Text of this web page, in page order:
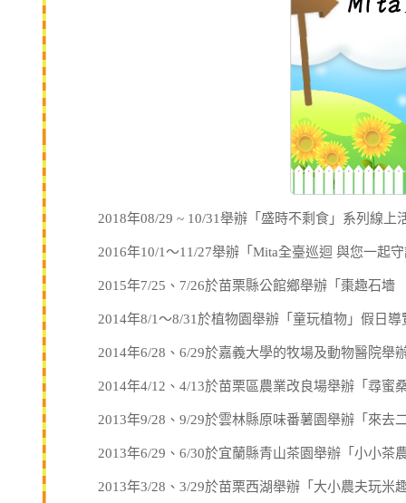
2018年08/29 ~ 10/31舉辦「盛時不剩食」系列線上
2016年10/1～11/27舉辦「Mita全臺巡迴 與您一起
2015年7/25、7/26於苗栗縣公館鄉舉辦「棗趣石
2014年8/1～8/31於植物園舉辦「童玩植物」假日導
2014年6/28、6/29於嘉義大學的牧場及動物醫院舉
2014年4/12、4/13於苗栗區農業改良場舉辦「尋蜜
2013年9/28、9/29於雲林縣原味番薯園舉辦「來去
2013年6/29、6/30於宜蘭縣青山茶園舉辦「小小茶
2013年3/28、3/29於苗栗西湖舉辦「大小農夫玩米